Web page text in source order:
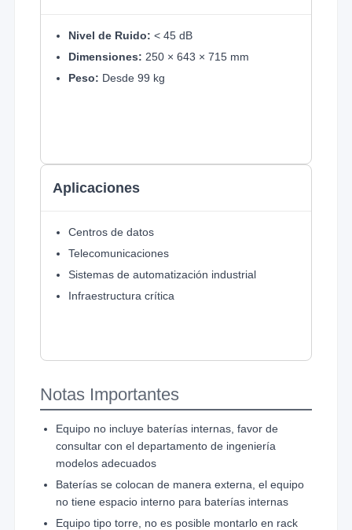
Nivel de Ruido: < 45 dB
Dimensiones: 250 × 643 × 715 mm
Peso: Desde 99 kg
Aplicaciones
Centros de datos
Telecomunicaciones
Sistemas de automatización industrial
Infraestructura crítica
Notas Importantes
Equipo no incluye baterías internas, favor de
consultar con el departamento de ingeniería
modelos adecuados
Baterías se colocan de manera externa, el equipo
no tiene espacio interno para baterías internas
Equipo tipo torre, no es posible montarlo en rack